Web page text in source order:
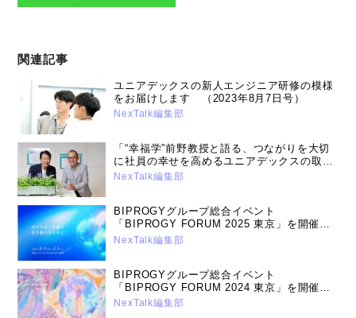
関連記事
ユニアデックスの新人エンジニア研修の模様
をお届けします （2023年8月7日号）
NexTalk編集部
「“幸福学”前野教授と語る、つながりを大切
に社員の幸せを高めるユニアデックスの取り
組み」対談記事のご紹介（2024年11月12日
NexTalk編集部
BIPROGYグループ総合イベント
「BIPROGY FORUM 2025 東京」を開催
～ユニアデックスの講演と展示について～
NexTalk編集部
BIPROGYグループ総合イベント
「BIPROGY FORUM 2024 東京」を開催
～ユニアデックスの講演と展示について
NexTalk編集部